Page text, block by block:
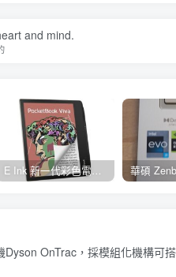
and mind.
E Ink 新一代彩色電子紙 E Ink Gallery 3 量產，多家閱讀器品牌採用並將自 2023 年起推出
Dyson OnTrac，採模組化機構可